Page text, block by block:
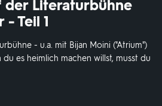
der Literaturbühne
- Teil 1
- u.a. mit Bijan Moini ("Atrium")
du es heimlich machen willst, musst du